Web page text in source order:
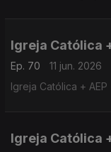
Igreja Católica
Ep. 70
11 jun. 2026
Igreja Católica +
Igreja Católica